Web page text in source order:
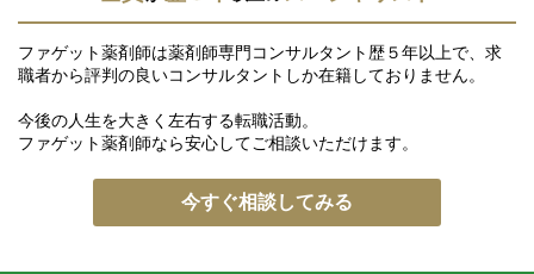
ファゲット薬剤師は薬剤師専門コンサルタント歴５年以上で、求
職者から評判の良いコンサルタントしか在籍しておりません。
今後の人生を大きく左右する転職活動。
ファゲット薬剤師なら安心してご相談いただけます。
今すぐ相談してみる